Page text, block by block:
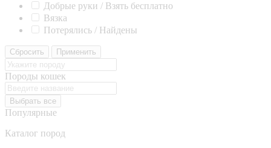
Добрые руки / Взять бесплатно
Вязка
Потерялись / Найдены
Сбросить Применить
Породы кошек
Выбрать все
Популярные
Каталог пород